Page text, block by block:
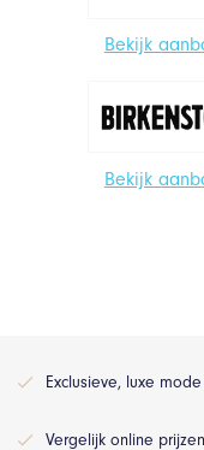
Bekijk
Bekijk
Exclusieve, luxe
Vergelijk online